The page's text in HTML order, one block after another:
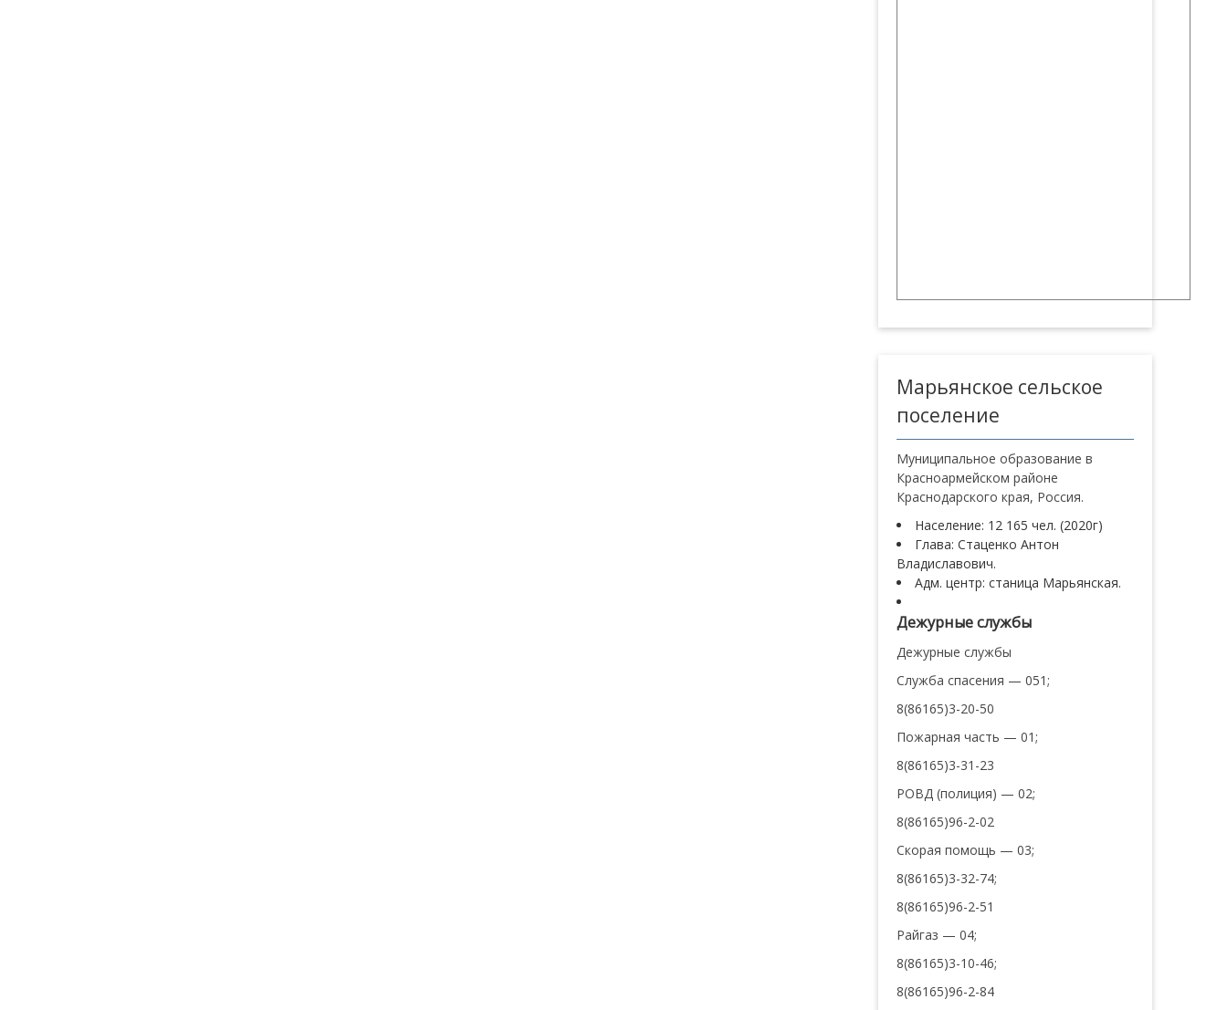
Марьянское сельское
поселение
Муниципальное образование в
Красноармейском районе
Краснодарского края, Россия.
Население: 12 165 чел. (2020г)
Глава: Стаценко Антон
Владиславович.
Адм. центр: станица Марьянская.
Дежурные службы
Дежурные службы
Служба спасения — 051;
8(86165)3-20-50
Пожарная часть — 01;
8(86165)3-31-23
РОВД (полиция) — 02;
8(86165)96-2-02
Скорая помощь — 03;
8(86165)3-32-74;
8(86165)96-2-51
Райгаз — 04;
8(86165)3-10-46;
8(86165)96-2-84